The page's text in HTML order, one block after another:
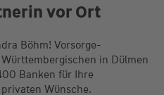
vor Ort
Böhm! Vorsorge-
in Dülmen
Banken für Ihre
Wünsche.